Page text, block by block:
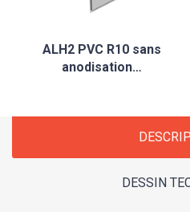
ALH2 PVC R10 sans
anodisation…
DESSIN